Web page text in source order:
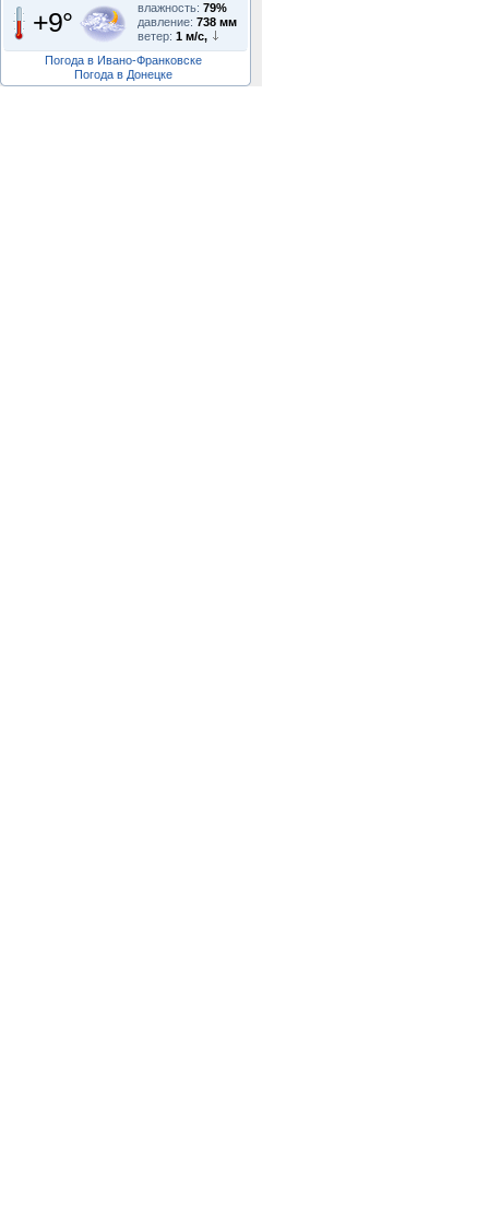
+9° влажность: 79%
давление: 738 мм
ветер: 1 м/с,
Погода в Ивано-Франковске
Погода в Донецке